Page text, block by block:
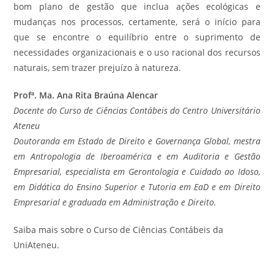
bom plano de gestão que inclua ações ecológicas e
mudanças nos processos, certamente, será o início para
que se encontre o equilíbrio entre o suprimento de
necessidades organizacionais e o uso racional dos recursos
naturais, sem trazer prejuízo à natureza.
Profª. Ma. Ana Rita Braúna Alencar
Docente do Curso de Ciências Contábeis do Centro Universitário
Ateneu
Doutoranda em Estado de Direito e Governança Global, mestra
em Antropologia de Iberoamérica e em Auditoria e Gestão
Empresarial, especialista em Gerontologia e Cuidado ao Idoso,
em Didática do Ensino Superior e Tutoria em EaD e em Direito
Empresarial e graduada em Administração e Direito.
Saiba mais sobre o Curso de Ciências Contábeis da
UniAteneu.